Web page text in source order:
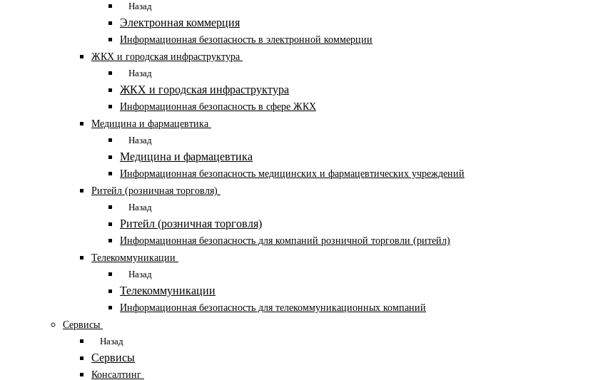
Назад
Электронная коммерция
Информационная безопасность в электронной коммерции
ЖКХ и городская инфраструктура
Назад
ЖКХ и городская инфраструктура
Информационная безопасность в сфере ЖКХ
Медицина и фармацевтика
Назад
Медицина и фармацевтика
Информационная безопасность медицинских и фармацевтических учреждений
Ритейл (розничная торговля)
Назад
Ритейл (розничная торговля)
Информационная безопасность для компаний розничной торговли (ритейл)
Телекоммуникации
Назад
Телекоммуникации
Информационная безопасность для телекоммуникационных компаний
Сервисы
Назад
Сервисы
Консалтинг